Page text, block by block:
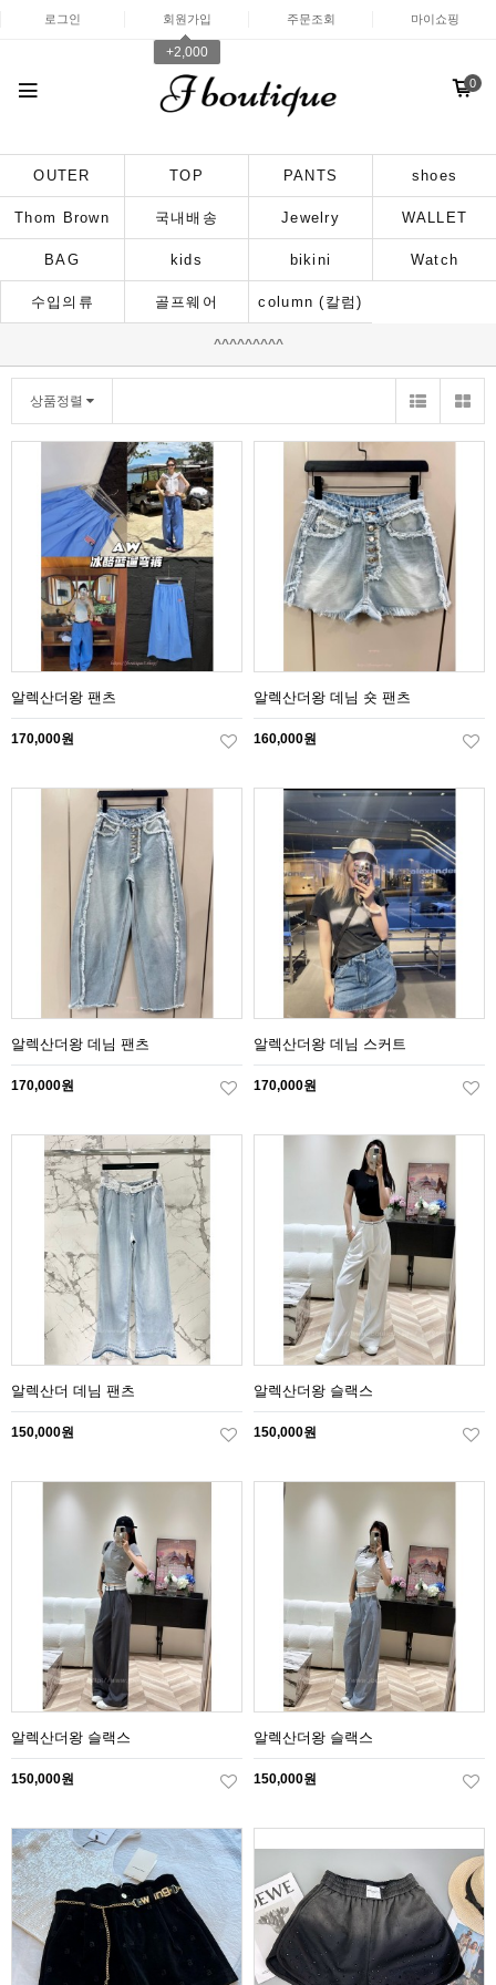
로그인 회원가입
+2,000
주문조회 마이쇼핑
0
OUTER TOP PANTS shoes
Thom Brown 국내배송 Jewelry WALLET
BAG kids bikini Watch
수입의류 골프웨어 column (칼럼)
^^^^^^^^^
상품정렬
알렉산더왕 팬츠
170,000원
알렉산더왕 데님 숏 팬츠
160,000원
알렉산더왕 데님 팬츠
170,000원
알렉산더왕 데님 스커트
170,000원
알렉산더 데님 팬츠
150,000원
알렉산더왕 슬랙스
150,000원
알렉산더왕 슬랙스
150,000원
알렉산더왕 슬랙스
150,000원